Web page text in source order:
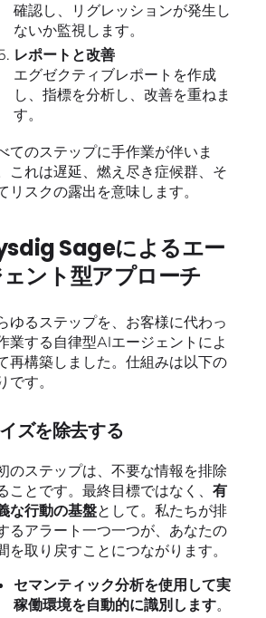
確認し、リグレッションが発生し
ないか監視します。
レポートと改善
エグゼクティブレポートを作成
し、指標を分析し、改善を重ねま
す。
てのステップに手作業が伴いま
これは遅延、燃え尽き症候群、そ
リスクの露出を意味します。
Sageによるエー
ント型アプローチ
ゆるステップを、お客様に代わっ
業する自律型AIエージェントによ
再構築しました。仕組みは以下の
です。
ズを除去する
のステップは、不要な情報を排除
ことです。最終目標ではなく、有
な行動の基盤として。私たちが排
るアラート一つ一つが、あなたの
を取り戻すことにつながります。
セマンティック分析を使用して実
稼働環境を自動的に識別します。